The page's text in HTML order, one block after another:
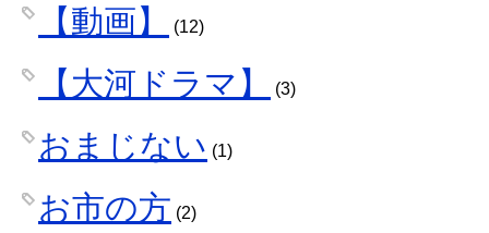
【動画】 (12)
【大河ドラマ】 (3)
おまじない (1)
お市の方 (2)